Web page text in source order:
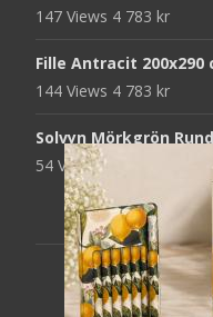
147 Views 4 783 kr
Fille Antracit 200x290
144 Views 4 783 kr
Solvyn Mörkgrön
54 Views1 871